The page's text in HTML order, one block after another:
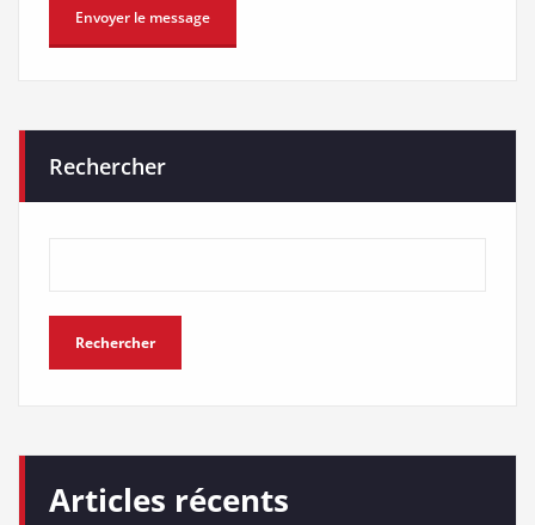
Rechercher
Rechercher
Articles récents